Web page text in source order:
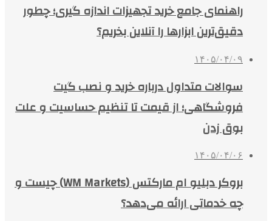
راهنمای جامع خرید تجهیزات اندازه گیری؛ چطور
دقیق‌ترین ابزارها را آنلاین بخریم؟
۱۴۰۵/۰۴/۰۹
سوالات متداول درباره خرید و نصب گیت
فروشگاهی؛ از قیمت تا تنظیم حساسیت و علت
بوق زدن
۱۴۰۵/۰۴/۰۶
بروکر دبلیو ام مارکتس (WM Markets) چیست و
چه خدماتی ارائه می‌دهد؟